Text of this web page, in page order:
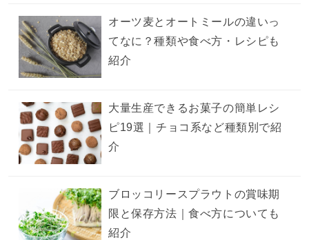
オーツ麦とオートミールの違いっ
てなに？種類や食べ方・レシピも
紹介
大量生産できるお菓子の簡単レシ
ピ19選｜チョコ系など種類別で紹
介
ブロッコリースプラウトの賞味期
限と保存方法｜食べ方についても
紹介